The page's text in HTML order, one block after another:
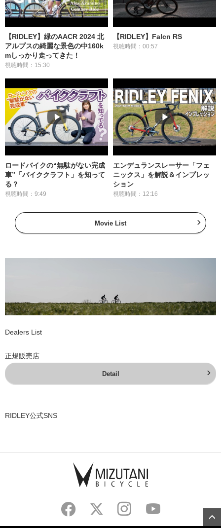
【RIDLEY】緑のAACR 2024 北
アルプスの綺麗な景色の中160k
mしっかり走ってきた！
視聴時間：15:30
【RIDLEY】Falcn RS
視聴時間：00:57
ロードバイクの“無駄がない完成
車”「バイククラフト」を知って
る？
視聴時間：9:49
エンデュランスレーサー「フェ
ニックス」を解説＆インプレッ
ション
視聴時間：12:16
Movie List
Dealers List
正規販売店
Detail
RIDLEY公式SNS